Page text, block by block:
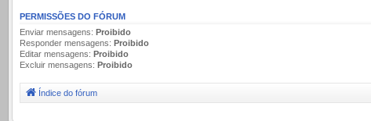
PERMISSÕES DO FÓRUM
Enviar mensagens: Proibido
Responder mensagens: Proibido
Editar mensagens: Proibido
Excluir mensagens: Proibido
Índice do fórum